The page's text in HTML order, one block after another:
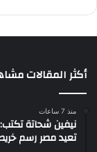
أكثر المقالات
منذ 7 ساعات
نيفين شحاتة
تعيد مصر رسم